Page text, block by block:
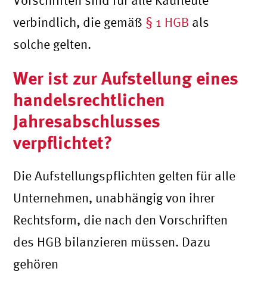
verbindlich, die gemäß § 1 HGB als
solche gelten.
Wer ist zur Aufstellung eines
handelsrechtlichen
Jahresabschlusses
verpflichtet?
Die Aufstellungspflichten gelten für alle
Unternehmen, unabhängig von ihrer
Rechtsform, die nach den Vorschriften
des HGB bilanzieren müssen. Dazu
gehören